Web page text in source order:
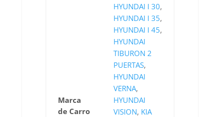
Marca
de Carro
HYUNDAI I 30,
HYUNDAI I 35,
HYUNDAI I 45,
HYUNDAI
TIBURON 2
PUERTAS,
HYUNDAI
VERNA,
HYUNDAI
VISION, KIA